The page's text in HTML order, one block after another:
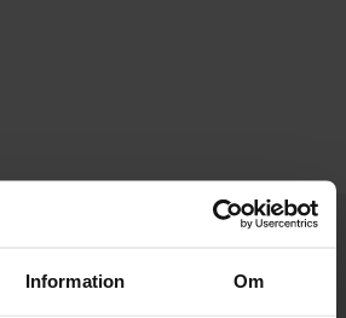
Information Om
FRI FRAKT FRÅN 999 KR